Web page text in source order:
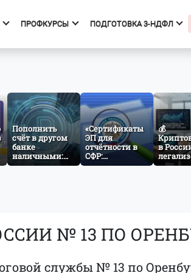
ПРОФКУРСЫ ПОДГОТОВКА 3-НДФЛ
Начало
Тарифы
Получить вычет
Мастер 3-НДФЛ
Пополнить
счёт в другом
банке
наличными:
как заработает
«Сертификаты
ЭП для
отчётности в
СФР:
проверяем
💰
в
что
№ 13 ПО
службы № 13 по